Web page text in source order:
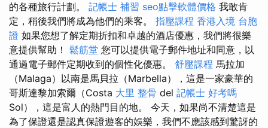
的各種旅行計劃。 記帳士 補習 seo點擊軟體價格 我敢肯
定，稍後我們將成為他們的乘客。 指壓課程 香港入境 台胞
證 如果您想了解定期折扣和卓越的酒店優惠，我們將很樂
意提供幫助！ 鬆筋堂 您可以提供電子郵件地址和同意，以
通過電子郵件定期收到的個性化優惠。 舒壓課程 馬拉加
（Malaga）以南是馬貝拉（Marbella），這是一家豪華的
哥斯達黎加索爾（Costa 大里 整骨 del 記帳士 好考嗎
Sol），這是富人的熱門目的地。 今天，如果尚不清楚這是
為了保證還是認真保證遊客的娛樂，我們不應該感到驚訝的